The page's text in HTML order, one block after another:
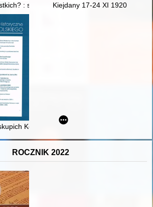
: spór o rolę teatru miejskiego na tle
Kiejdany 17-24 XI 1920
Komitetów Pomocy w województwie
ROCZNIK 2022